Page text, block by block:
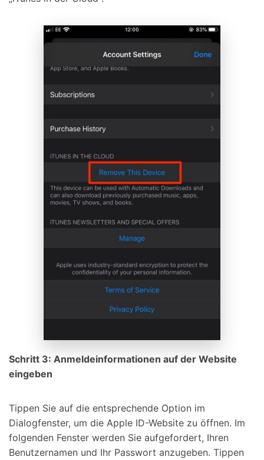
Schritt 3: Anmeldeinformationen auf der Website
eingeben
Tippen Sie auf die entsprechende Option im
Dialogfenster, um die Apple ID-Website zu öffnen. Im
folgenden Fenster werden Sie aufgefordert, Ihren
Benutzernamen und Ihr Passwort anzugeben. Tippen